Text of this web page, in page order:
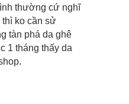
thường cứ nghĩ
thì ko cần sử
tàn phá da ghê
1 tháng thấy da